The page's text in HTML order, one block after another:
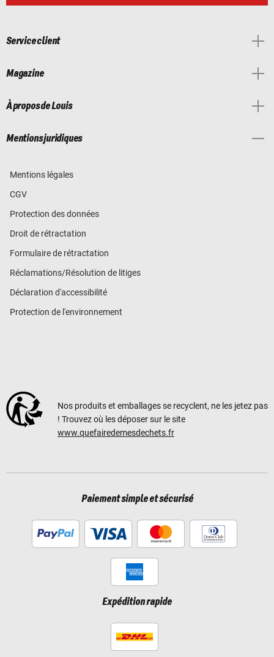
Service client
Magazine
À propos de Louis
Mentions juridiques
Mentions légales
CGV
Protection des données
Droit de rétractation
Formulaire de rétractation
Réclamations/Résolution de litiges
Déclaration d'accessibilité
Protection de l'environnement
Nos produits et emballages se recyclent, ne les jetez pas
! Trouvez où les déposer sur le site
www.quefairedemesdechets.fr
Paiement simple et sécurisé
Expédition rapide